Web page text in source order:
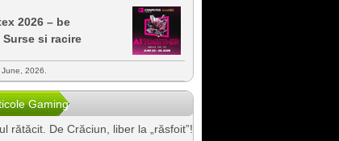
2026 – be
si racire
2026.
Gaming
rătăcit. De Crăciun, liber la „răsfoit”!